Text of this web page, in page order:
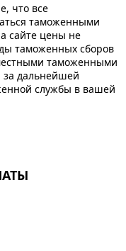
что все
таможенными
сайте цены не
таможенных сборов
таможенными
за дальнейшей
службы в вашей